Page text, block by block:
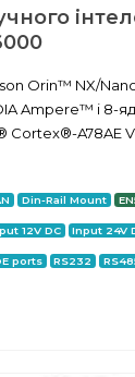
Orin™ NX/
Ampere™ і 8-
A78AE
Din-Rail Mount
12V DC Input 24V
ports RS232